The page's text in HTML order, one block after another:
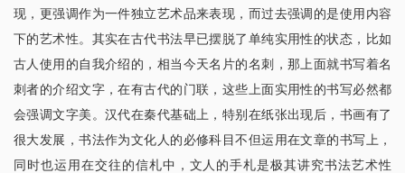
现，更强调作为一件独立艺术品来表现，而过去强调的是使用内容
下的艺术性。其实在古代书法早已摆脱了单纯实用性的状态，比如
古人使用的自我介绍的，相当今天名片的名刺，那上面就书写着名
刺者的介绍文字，在有古代的门联，这些上面实用性的书写必然都
会强调文字美。汉代在秦代基础上，特别在纸张出现后，书画有了
很大发展，书法作为文化人的必修科目不但运用在文章的书写上，
同时也运用在交往的信札中，文人的手札是极其讲究书法艺术性